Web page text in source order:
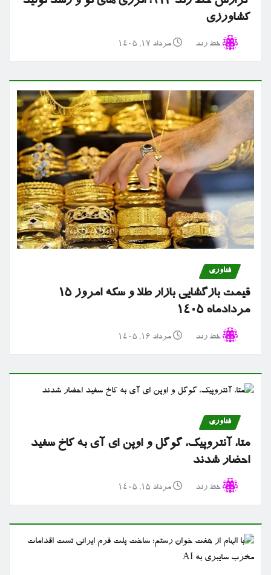
کشاورزی
خط رند مرداد ۱۷, ۱۴۰۵
فناوری
قیمت بازگشایی بازار طلا و سکه امروز ۱۵
مردادماه ۱۴۰۵
خط رند مرداد ۱۶, ۱۴۰۵
فناوری
متا، آنتروپیک، گوگل و اوپن ای آی به کاخ سفید
احضار شدند
خط رند مرداد ۱۵, ۱۴۰۵